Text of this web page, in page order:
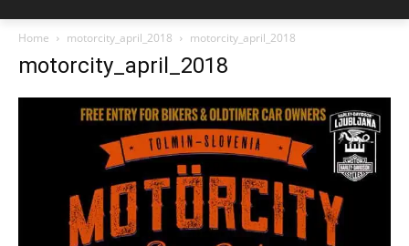
Home motorcity_april_2018 motorcity_april_2018
motorcity_april_2018